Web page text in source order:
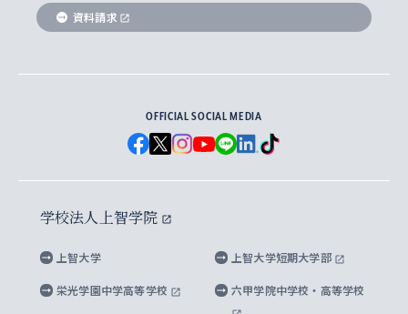
Futures） – 持続可能な未来を考える６学科連携
総合人間科学研究科
経済学研究科
グローバル・スタディーズ研究科
アメリカ・カナダ研究所
メディア・ジャーナリズム研究所
水稀少社会研究センター
先進機械・構造材料イノベーションセンター
企業の採用ご担当者様へのご案内
学費・奨学金
学部入学前に出願する奨学金
国による高等教育の修学支援新制度
大学院生対象の奨学金
海外留学する際の費用と奨学金
ダイバーシティ＆サステナビリティへの取り組み
上智大学のネットワーク
父母・保証人とのネットワーク
学外とのネットワーク
上智大学の出版物
上智大学大学案内・大学院案内
英文広報誌 SOPHIA magazine
上智大学のビジュアル・アイデンティティ
上智大学ビジュアル・アイデンティティ
上智大学校歌 ・上智大学学生歌
上智大学への取材・キャンパスでの撮影について
上智大学の公開情報
上智大学の教育研究活動等の情報公表
キャンパス案内
資料請求
OFFICIAL SOCIAL MEDIA
学校法人上智学院
上智大学 上智大学短期大学部
栄光学園中学高等学校 六甲学院中学校・高等学校